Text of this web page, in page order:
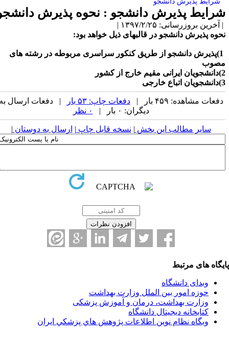
پذیرش دانشجو : نحوه پذیرش دانشجو
۱۳۹۷/۲/۲۵ |
دانشجو در قالبهای ذیل خواهد بود:
دانشجو از طریق کنکور سراسری مربوطه در رشته های
۴۵۹ بار | دفعات چاپ: ۵۳ بار
| دفعات ارسال به
دیگران: ۰ بار |
۰ نظر
مطالب این بخش|نسخه قابل چاپ| ارسال به دوستان|
مرتبط
دانشگاه
امور بین الملل وزارت بهداشت
بهداشت، درمان و آموزش پزشکی
دیجیتال دانشگاه
نظام نوين اطلاعات پژوهش هاي پزشكي ايران